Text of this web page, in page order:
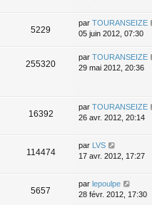
5229
par TOURANSEIZE
05 juin 2012, 07:30
255320
par TOURANSEIZE
29 mai 2012, 20:36
16392
par TOURANSEIZE
26 avr. 2012, 20:14
114474
par LVS
17 avr. 2012, 17:27
5657
par lepoulpe
28 févr. 2012, 17:30